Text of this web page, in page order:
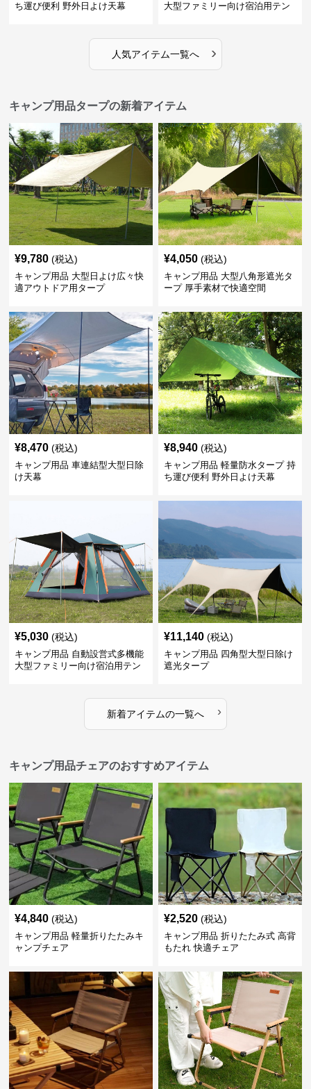
ち運び便利 野外日よけ天幕
大型ファミリー向け宿泊用テン
人気アイテム一覧へ ›
キャンプ用品タープの新着アイテム
¥9,780 (税込)
キャンプ用品 大型日よけ広々快
適アウトドア用タープ
¥4,050 (税込)
キャンプ用品 大型八角形遮光タ
ープ 厚手素材で快適空間
¥8,470 (税込)
キャンプ用品 車連結型大型日除
け天幕
¥8,940 (税込)
キャンプ用品 軽量防水タープ 持
ち運び便利 野外日よけ天幕
¥5,030 (税込)
キャンプ用品 自動設営式多機能
大型ファミリー向け宿泊用テン
¥11,140 (税込)
キャンプ用品 四角型大型日除け
遮光タープ
新着アイテムの一覧へ ›
キャンプ用品チェアのおすすめアイテム
¥4,840 (税込)
キャンプ用品 軽量折りたたみキ
ャンプチェア
¥2,520 (税込)
キャンプ用品 折りたたみ式 高背
もたれ 快適チェア